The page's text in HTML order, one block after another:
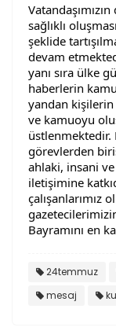
sağlıklı
şeklide
devam
yanı sıra ülke
haberlerin
yandan
ve kamuoyu
üstlenmektedir.
görevlerden
ahlaki, insani
iletişimine
çalışanlarımız
Bayramını en
24temmuz
mesaj